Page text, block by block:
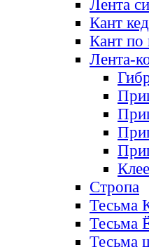
Лента
Кант
Кант по
Лента-
Стропа
Тесьма
Тесьма
Тесьма